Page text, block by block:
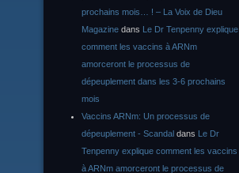
prochains mois… ! – La Voix de Dieu
Magazine dans Le Dr Tenpenny explique
comment les vaccins à ARNm
amorceront le processus de
dépeuplement dans les 3-6 prochains
mois
Vaccins ARNm: Un processus de
dépeuplement - Scandal dans Le Dr
Tenpenny explique comment les vaccins
à ARNm amorceront le processus de